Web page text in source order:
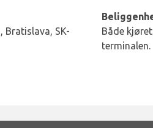
Bratislava, SK-
Både
terminalen.